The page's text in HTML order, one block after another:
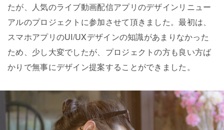
たが、人気のライブ動画配信アプリのデザインリニュー
アルのプロジェクトに参加させて頂きました。最初は、
スマホアプリのUI/UXデザインの知識があまりなかった
ため、少し大変でしたが、プロジェクトの方も良い方ば
かりで無事にデザイン提案することができました。